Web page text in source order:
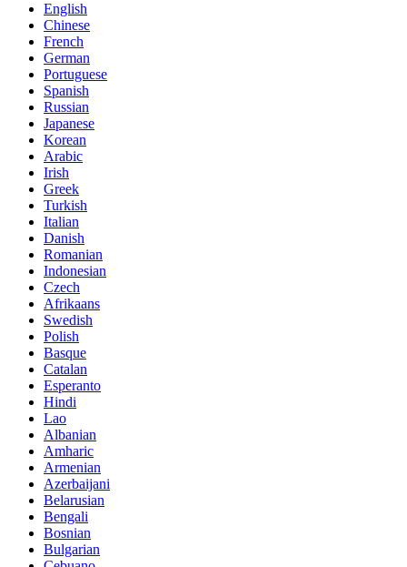
English
Chinese
French
German
Portuguese
Spanish
Russian
Japanese
Korean
Arabic
Irish
Greek
Turkish
Italian
Danish
Romanian
Indonesian
Czech
Afrikaans
Swedish
Polish
Basque
Catalan
Esperanto
Hindi
Lao
Albanian
Amharic
Armenian
Azerbaijani
Belarusian
Bengali
Bosnian
Bulgarian